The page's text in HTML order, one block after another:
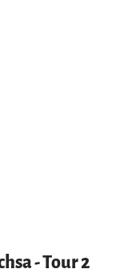
- Tour 2